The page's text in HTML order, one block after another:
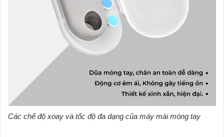
Các chế độ xoay và tốc độ đa dạng của máy mài móng tay